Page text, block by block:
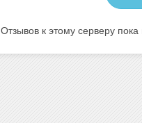
Отзывов к этому серверу